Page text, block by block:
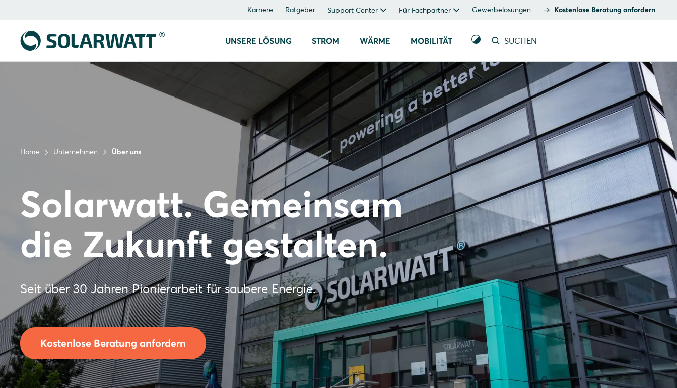
Karriere Ratgeber Support Center Für Fachpartner Gewerbelösungen Kostenlose Beratung anfordern
UNSERE LÖSUNG STROM WÄRME MOBILITÄT SUCHEN
Home Unternehmen Über uns
Solarwatt. Gemeinsam
die Zukunft gestalten.
Seit über 30 Jahren Pionierarbeit für saubere Energie.
Kostenlose Beratung anfordern